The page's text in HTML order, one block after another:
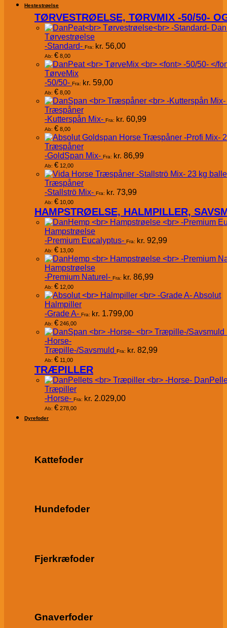
Hestestrøelse
TØRVESTRØELSE, TØRVMIX -50/50-
Tørvestrøelse
-Standard- Fra: kr. 56,00
Ab: € 8,00
TørveMix
-50/50- Fra: kr. 59,00
Ab: € 8,00
Træspåner
-Kutterspån Mix- Fra: kr. 60,99
Ab: € 8,00
Træspåner
-GoldSpan Mix- Fra: kr. 86,99
Ab: € 12,00
Træspåner
-Stallströ Mix- Fra: kr. 73,99
Ab: € 10,00
HAMPSTRØELSE, HALMPILLER,
Hampstrøelse
-Premium Eucalyptus- Fra: kr. 92,99
Ab: € 13,00
Hampstrøelse
-Premium Naturel- Fra: kr. 86,99
Ab: € 12,00
Absolut
Halmpiller
-Grade A- Fra: kr. 1.799,00
Ab: € 246,00
-Horse-
Træpille-/Savsmuld Fra: kr. 82,99
Ab: € 11,00
TRÆPILLER
Træpiller
-Horse- Fra: kr. 2.029,00
Ab: € 278,00
Dyrefoder
Kattefoder
Hundefoder
Fjerkræfoder
Gnaverfoder